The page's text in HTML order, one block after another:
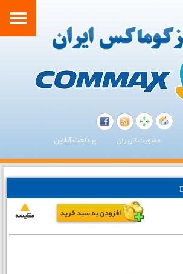
عضویت کاربران پرداخت آنلاین